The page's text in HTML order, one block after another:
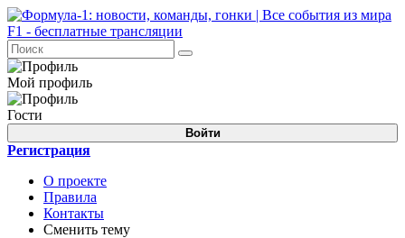
Мой профиль
Гости
Войти
Регистрация
О проекте
Правила
Контакты
Сменить тему